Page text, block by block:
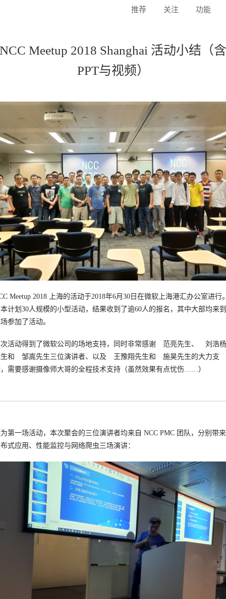
推荐 关注 功能
NCC Meetup 2018 Shanghai 活动小结（含
PPT与视频）
Meetup 2018 上海的活动于2018年6月30日在微软上海港汇办公室进行
计划30人规模的小型活动，结果收到了逾60人的报名，其中大部均来
参加了活动。
活动得到了微软公司的场地支持，同时非常感谢 范亮先生、 刘浩
和 邹嵩先生三位演讲者、以及 王豫翔先生和 施昊先生的大力支
需要感谢摄像师大哥的全程技术支持（虽然效果有点忧伤……）
第一场活动，本次聚会的三位演讲者均来自 NCC PMC 团队，分别带来
式应用、性能监控与网络爬虫三场演讲：